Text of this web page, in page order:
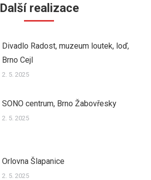
Další realizace
Divadlo Radost, muzeum loutek, loď,
Brno Cejl
2. 5. 2025
SONO centrum, Brno Žabovřesky
2. 5. 2025
Orlovna Šlapanice
2. 5. 2025